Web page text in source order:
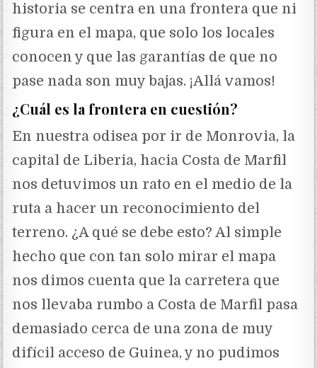
historia se centra en una frontera que ni
figura en el mapa, que solo los locales
conocen y que las garantías de que no
pase nada son muy bajas. ¡Allá vamos!
¿Cuál es la frontera en cuestión?
En nuestra odisea por ir de Monrovia, la
capital de Liberia, hacia Costa de Marfil
nos detuvimos un rato en el medio de la
ruta a hacer un reconocimiento del
terreno. ¿A qué se debe esto? Al simple
hecho que con tan solo mirar el mapa
nos dimos cuenta que la carretera que
nos llevaba rumbo a Costa de Marfil pasa
demasiado cerca de una zona de muy
difícil acceso de Guinea, y no pudimos